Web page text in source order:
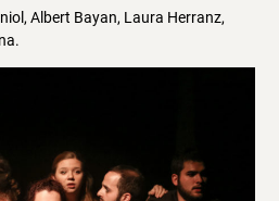
Albert Bayan, Laura Herranz,